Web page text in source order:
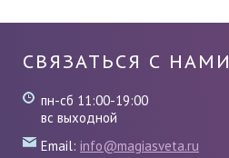
СВЯЗАТЬСЯ С НАМИ
пн-сб 11:00-19:00
вс выходной
Email: info@magiasveta.ru